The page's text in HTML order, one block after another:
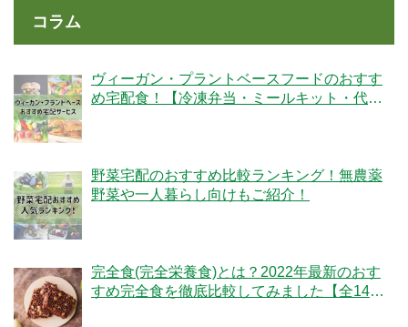
コラム
ヴィーガン・プラントベースフードのおすす
め宅配食！【冷凍弁当・ミールキット・代替
野菜宅配のおすすめ比較ランキング！無農薬
野菜や一人暮らし向けもご紹介！
完全食(完全栄養食)とは？2022年最新のおす
すめ完全食を徹底比較してみました【全14